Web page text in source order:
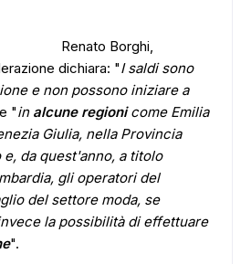
Renato Borghi,
dichiara: "I saldi sono
e non possono iniziare a
"in alcune regionicome Emilia
Giulia, nella Provincia
da quest'anno, a titolo
gli operatori del
del settore moda, se
la possibilità di effettuare
".